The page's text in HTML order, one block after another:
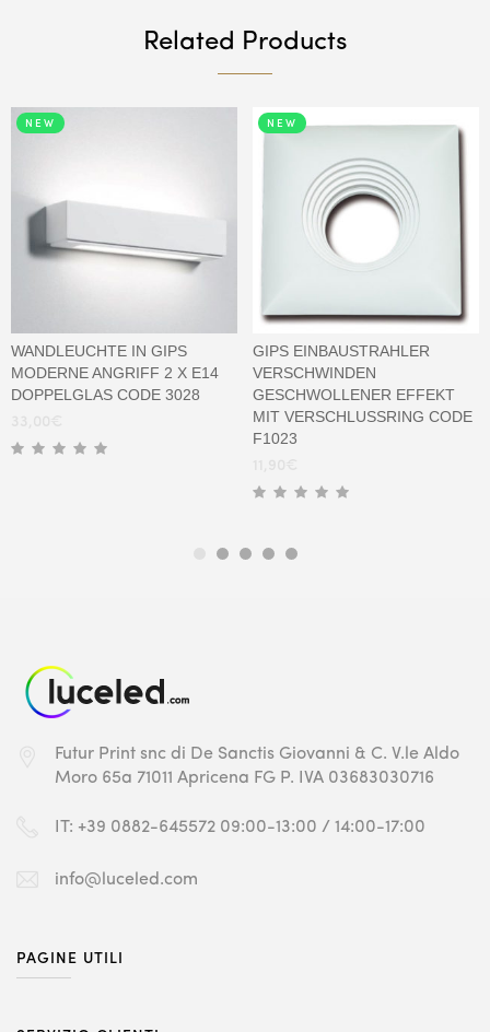
Related Products
NEW
WANDLEUCHTE IN GIPS
MODERNE ANGRIFF 2 X E14
DOPPELGLAS CODE 3028
NEW
GIPS EINBAUSTRAHLER
VERSCHWINDEN
GESCHWOLLENER EFFEKT
MIT VERSCHLUSSRING CODE
F1023
Futur Print snc di De Sanctis Giovanni & C. V.le Aldo
Moro 65a 71011 Apricena FG P. IVA 03683030716
IT: +39 0882-645572 09:00-13:00 / 14:00-17:00
info@luceled.com
PAGINE UTILI